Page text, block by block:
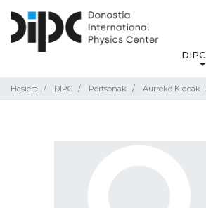
DIPC
Hasiera DIPC Pertsonak Aurreko Kideak